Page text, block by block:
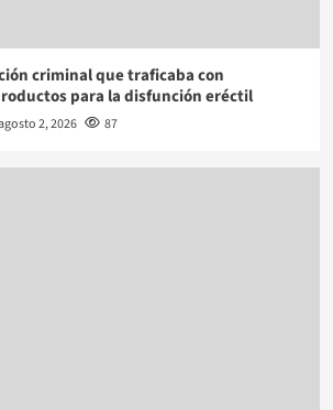
criminal que traficaba con
para la disfunción eréctil
2, 2026 87